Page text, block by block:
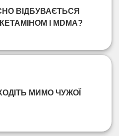
ВІДБУВАЄТЬСЯ
І MDMA?
МИМО ЧУЖОЇ